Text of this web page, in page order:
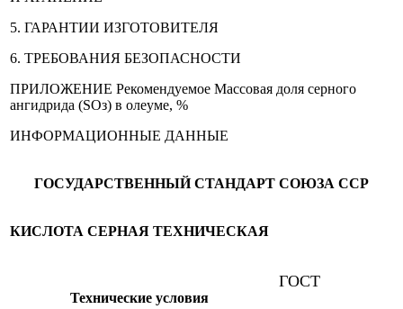
5. ГАРАНТИИ ИЗГОТОВИТЕЛЯ
6. ТРЕБОВАНИЯ БЕЗОПАСНОСТИ
ПРИЛОЖЕНИЕ Рекомендуемое Массовая доля серного
ангидрида (SОз) в олеуме, %
ИНФОРМАЦИОННЫЕ ДАННЫЕ
ГОСУДАРСТВЕННЫЙ СТАНДАРТ СОЮЗА ССР
КИСЛОТА СЕРНАЯ ТЕХНИЧЕСКАЯ
Технические условия
ГОСТ